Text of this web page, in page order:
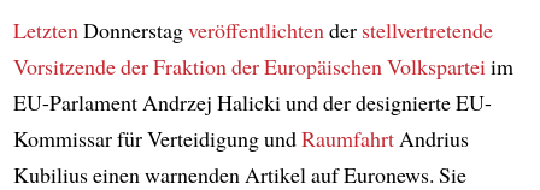
Letzten Donnerstagveröffentlichten der stellvertretende
Vorsitzendeder Fraktion der Europäischen Volkspartei im
EU-Parlament Andrzej Halicki und der designierte EU-
Kommissar für Verteidigung undRaumfahrtAndrius
Kubilius einen warnenden Artikel auf Euronews. Sie